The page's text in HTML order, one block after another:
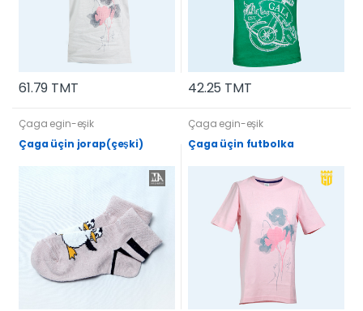
61.79 TMT 42.25 TMT
Çaga egin-eşik
Çaga üçin jorap(çeşki)
Çaga egin-eşik
Çaga üçin futbolka